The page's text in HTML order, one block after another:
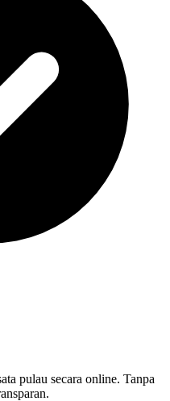
pulau secara online. Tanpa